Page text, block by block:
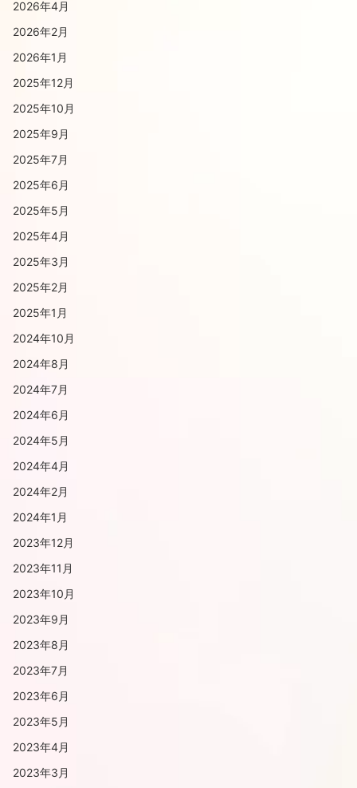
2026年4月
2026年2月
2026年1月
2025年12月
2025年10月
2025年9月
2025年7月
2025年6月
2025年5月
2025年4月
2025年3月
2025年2月
2025年1月
2024年10月
2024年8月
2024年7月
2024年6月
2024年5月
2024年4月
2024年2月
2024年1月
2023年12月
2023年11月
2023年10月
2023年9月
2023年8月
2023年7月
2023年6月
2023年5月
2023年4月
2023年3月